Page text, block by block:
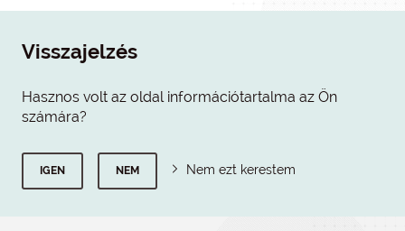
Visszajelzés
Hasznos volt az oldal információtartalma az Ön
számára?
IGEN NEM Nem ezt kerestem